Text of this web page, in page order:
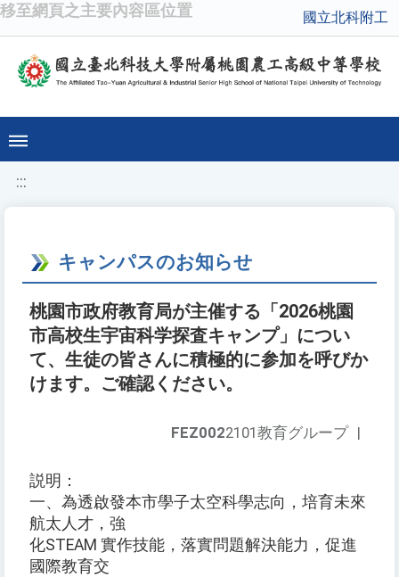
移至網頁之主要內容區位置 國立北科附工
:::
キャンパスのお知らせ
桃園市政府教育局が主催する「2026桃園
市高校生宇宙科学探査キャンプ」につい
て、生徒の皆さんに積極的に参加を呼びか
けます。ご確認ください。
FEZ0022101教育グループ |
説明：
一、為透啟發本市學子太空科學志向，培育未來
航太人才，強
化STEAM 實作技能，落實問題解決能力，促進
國際教育交